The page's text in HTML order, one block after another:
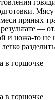
пряных
—
и ножа-то не